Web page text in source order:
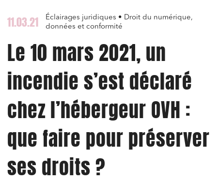
11.03.21
Éclairages juridiques • Droit du numérique,
données et conformité
Le 10 mars 2021, un
incendie s’est déclaré
chez l’hébergeur OVH :
que faire pour préserver
ses droits ?